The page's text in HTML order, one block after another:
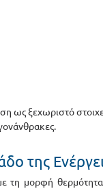
ως ξεχωριστό
της
τη μορφή